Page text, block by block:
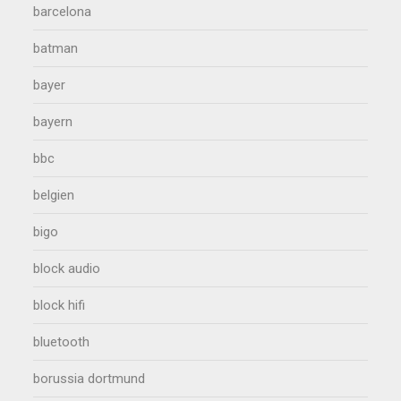
barcelona
batman
bayer
bayern
bbc
belgien
bigo
block audio
block hifi
bluetooth
borussia dortmund